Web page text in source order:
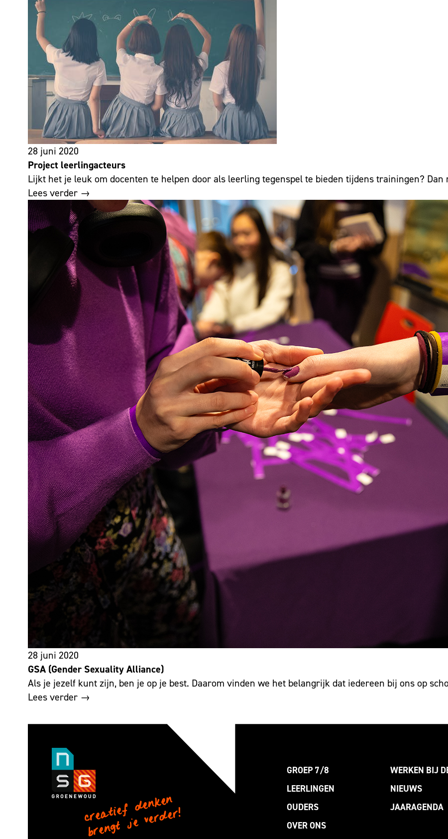
28 juni 2020
Project leerlingacteurs
Lijkt het je leuk om docenten te helpen door als leerling tegenspel te bieden tijdens trainingen?
Lees verder →
28 juni 2020
GSA (Gender Sexuality Alliance)
Als je jezelf kunt zijn, ben je op je best. Daarom vinden we het belangrijk dat iedereen bij ons op
Lees verder →
c
r
e
a
ti
e
f
d
e
n
k
e
n
b
r
e
n
g
t
j
e
v
e
r
d
e
r!
GROEP 7/8
LEERLINGEN
OUDERS
OVER ONS
WERKEN BIJ
NIEUWS
JAARAGENDA